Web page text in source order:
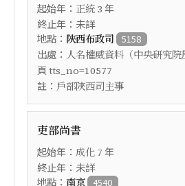
起始年： 正統 3 年
終止年：未詳
地點： 陝西布政司 5158
出處： 人名權威資料（中央研究院
頁 tts_no=10577
註： 戶部陜西司主事
吏部尚書
起始年： 成化 7 年
終止年：未詳
地點： 南京 4540